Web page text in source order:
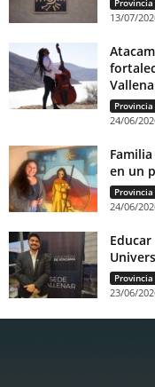
13/07/
24/06/
en un
24/06/
23/06/